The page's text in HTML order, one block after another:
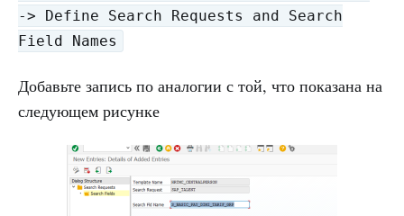
-> Define Search Requests and Search
Field Names
Добавьте запись по аналогии с той, что показана на
следующем рисунке